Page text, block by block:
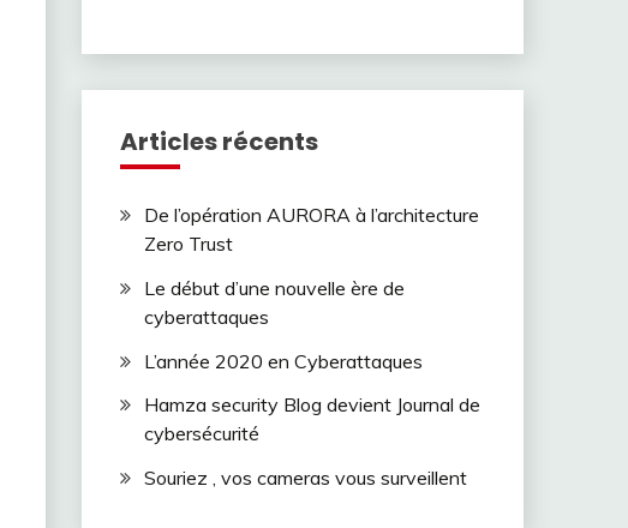
Articles récents
De l’opération AURORA à l’architecture
Zero Trust
Le début d’une nouvelle ère de
cyberattaques
L’année 2020 en Cyberattaques
Hamza security Blog devient Journal de
cybersécurité
Souriez , vos cameras vous surveillent